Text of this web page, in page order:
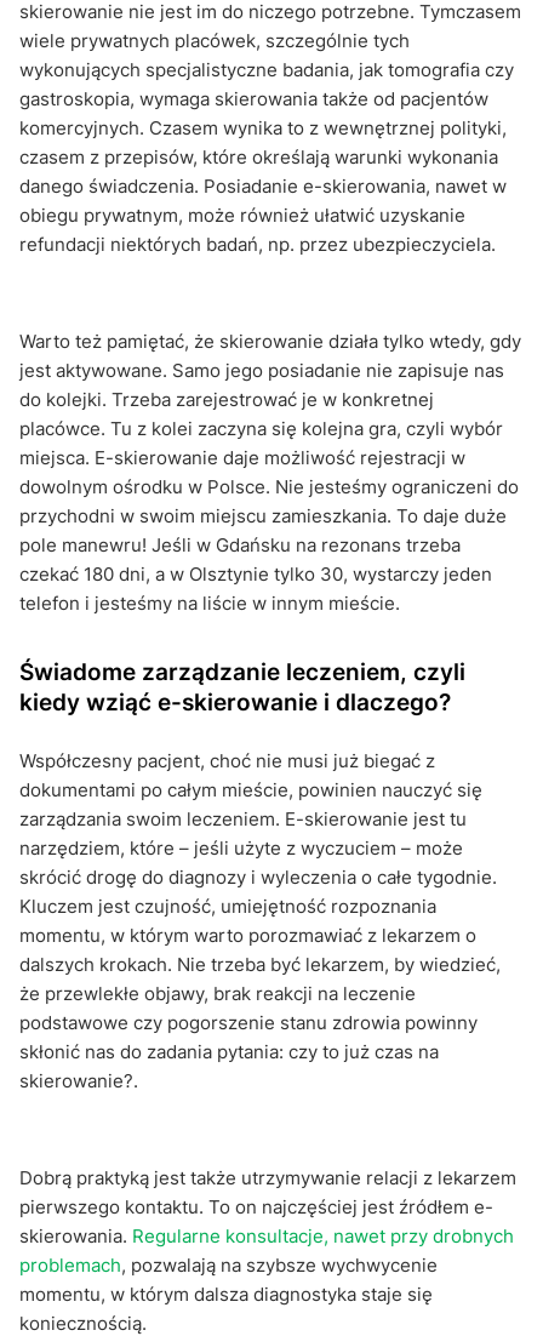
skierowanie nie jest im do niczego potrzebne. Tymczasem
wiele prywatnych placówek, szczególnie tych
wykonujących specjalistyczne badania, jak tomografia czy
gastroskopia, wymaga skierowania także od pacjentów
komercyjnych. Czasem wynika to z wewnętrznej polityki,
czasem z przepisów, które określają warunki wykonania
danego świadczenia. Posiadanie e-skierowania, nawet w
obiegu prywatnym, może również ułatwić uzyskanie
refundacji niektórych badań, np. przez ubezpieczyciela.
Warto też pamiętać, że skierowanie działa tylko wtedy, gdy
jest aktywowane. Samo jego posiadanie nie zapisuje nas
do kolejki. Trzeba zarejestrować je w konkretnej
placówce. Tu z kolei zaczyna się kolejna gra, czyli wybór
miejsca. E-skierowanie daje możliwość rejestracji w
dowolnym ośrodku w Polsce. Nie jesteśmy ograniczeni do
przychodni w swoim miejscu zamieszkania. To daje duże
pole manewru! Jeśli w Gdańsku na rezonans trzeba
czekać 180 dni, a w Olsztynie tylko 30, wystarczy jeden
telefon i jesteśmy na liście w innym mieście.
Świadome zarządzanie leczeniem, czyli
kiedy wziąć e-skierowanie i dlaczego?
Współczesny pacjent, choć nie musi już biegać z
dokumentami po całym mieście, powinien nauczyć się
zarządzania swoim leczeniem. E-skierowanie jest tu
narzędziem, które – jeśli użyte z wyczuciem – może
skrócić drogę do diagnozy i wyleczenia o całe tygodnie.
Kluczem jest czujność, umiejętność rozpoznania
momentu, w którym warto porozmawiać z lekarzem o
dalszych krokach. Nie trzeba być lekarzem, by wiedzieć,
że przewlekłe objawy, brak reakcji na leczenie
podstawowe czy pogorszenie stanu zdrowia powinny
skłonić nas do zadania pytania: czy to już czas na
skierowanie?.
Dobrą praktyką jest także utrzymywanie relacji z lekarzem
pierwszego kontaktu. To on najczęściej jest źródłem e-
skierowania. Regularne konsultacje, nawet przy drobnych
problemach, pozwalają na szybsze wychwycenie
momentu, w którym dalsza diagnostyka staje się
koniecznością.